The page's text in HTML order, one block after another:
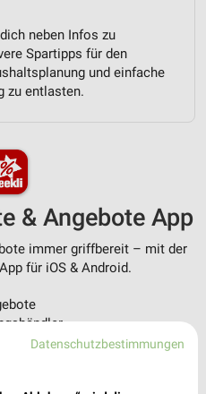
neben Infos zu
Spartipps für den
und einfache
zu entlasten.
& Angebote App
immer griffbereit – mit der
für iOS & Android.
bei neuen Prospekten
stressfrei planen
Datenschutzbestimmungen